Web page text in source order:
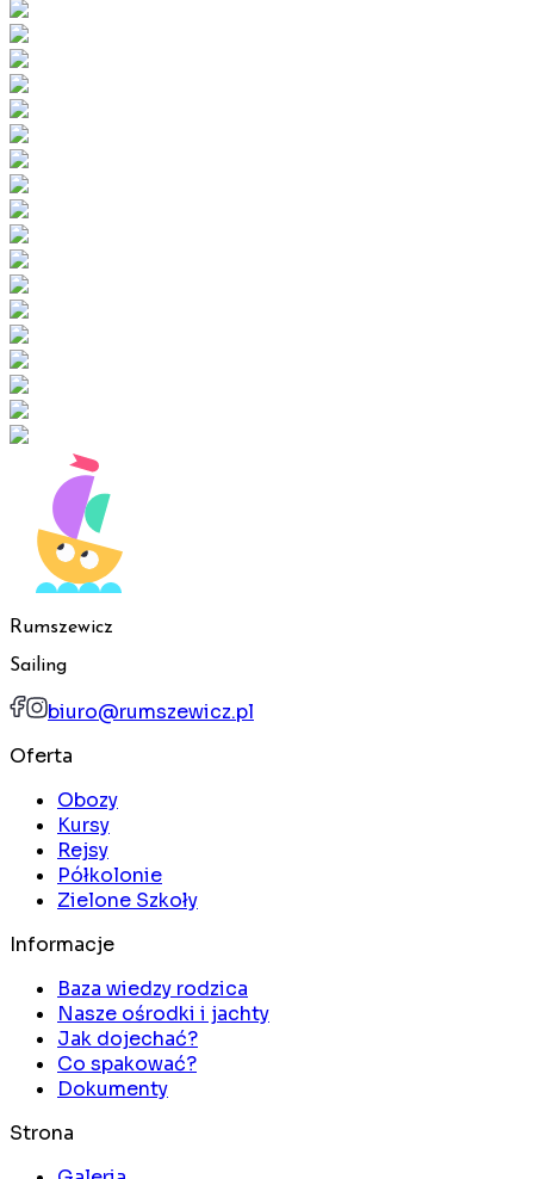
Rumszewicz
Sailing
biuro@rumszewicz.pl
Oferta
Obozy
Kursy
Rejsy
Półkolonie
Zielone Szkoły
Informacje
Baza wiedzy rodzica
Nasze ośrodki i jachty
Jak dojechać?
Co spakować?
Dokumenty
Strona